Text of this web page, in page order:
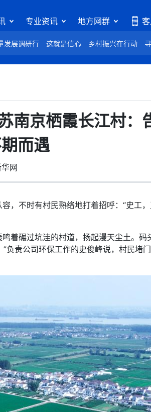
专业资讯 地方网群
发展调研行 这就是信心 乡村振兴在行动
京栖霞长江村：
而遇
网
不时有村民熟络地打着招呼：“史工，
碾过坑洼的村道，扬起漫天尘土。码
负责公司环保工作的史俊峰说，村民堵